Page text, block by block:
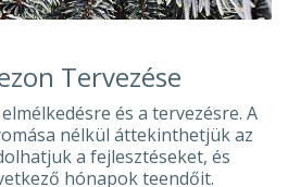
Tervezése
és a tervezésre. A
nélkül áttekinthetjük az
a fejlesztéseket, és
hónapok teendőit.